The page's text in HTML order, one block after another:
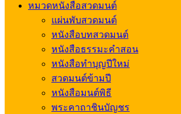
หมวดหนังสือสวดมนต์
แผ่นพับสวดมนต์
หนังสือบทสวดมนต์
หนังสือธรรมะคำสอน
หนังสือทำบุญปีใหม่
สวดมนต์ข้ามปี
หนังสือมนต์พิธี
พระคาถาชินบัญชร